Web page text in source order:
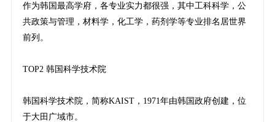
作为韩国最高学府，各专业实力都很强，其中工科科学，公
共政策与管理，材料学，化工学，药剂学等专业排名居世界
前列。
TOP2 韩国科学技术院
韩国科学技术院，简称KAIST，1971年由韩国政府创建，位
于大田广域市。